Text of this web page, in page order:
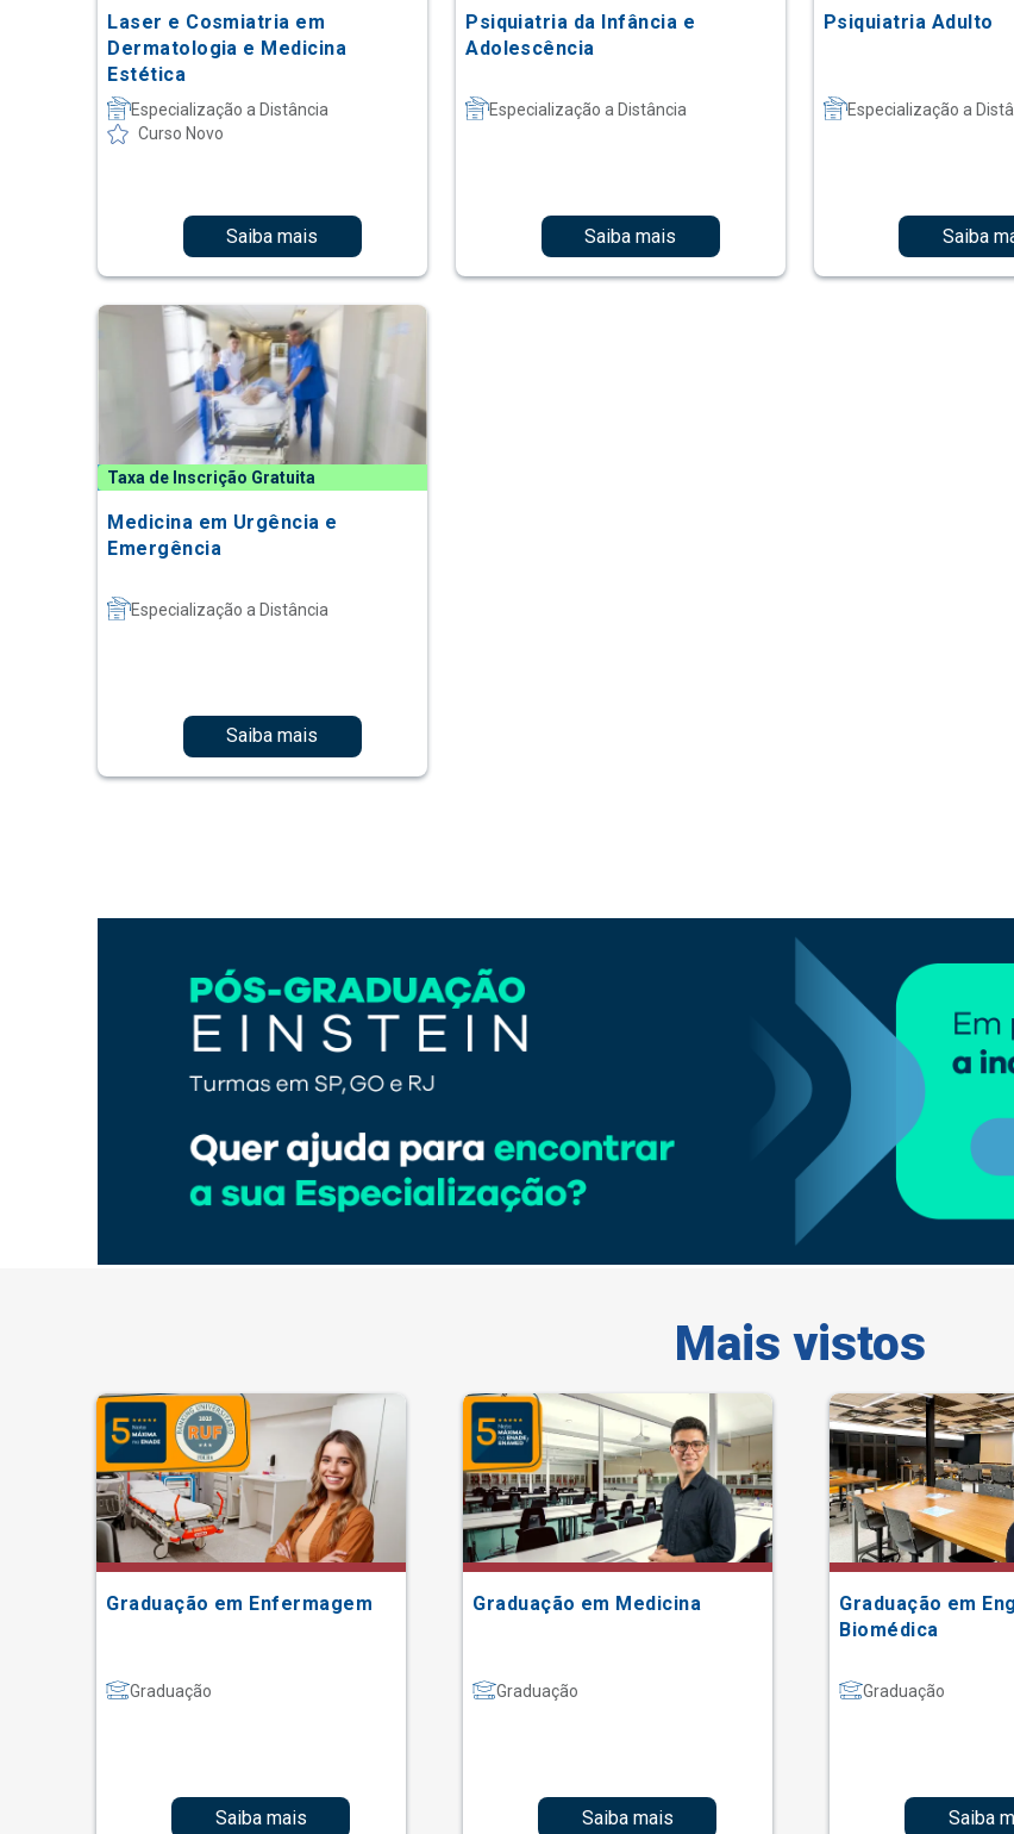
Laser e Cosmiatria em
Dermatologia e Medicina
Estética
Especialização a Distância
Curso Novo
Saiba mais
Psiquiatria da Infância e
Adolescência
Especialização a Distância
Saiba mais
Psiquiatria Adulto
Especialização a
Saiba
Taxa de Inscrição Gratuita
Medicina em Urgência e
Emergência
Especialização a Distância
Saiba mais
Mais vistos
Graduação em Enfermagem
Graduação
Saiba mais
Graduação em Medicina
Graduação
Saiba mais
Graduação em
Biomédica
Graduação
Saiba